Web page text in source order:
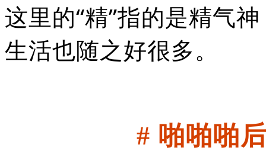
这里的“精”指的是精气
生活也随之好很多。
# 啪啪啪